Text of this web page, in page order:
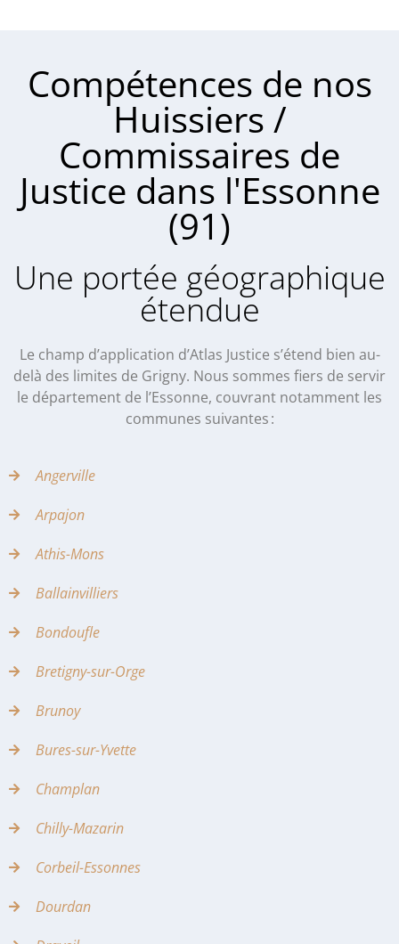
Compétences de nos
Huissiers /
Commissaires de
Justice dans l'Essonne
(91)
Une portée géographique
étendue
Le champ d’application d’Atlas Justice s’étend bien au-
delà des limites de Grigny. Nous sommes fiers de servir
le département de l’Essonne, couvrant notamment les
communes suivantes :
Angerville
Arpajon
Athis-Mons
Ballainvilliers
Bondoufle
Bretigny-sur-Orge
Brunoy
Bures-sur-Yvette
Champlan
Chilly-Mazarin
Corbeil-Essonnes
Dourdan